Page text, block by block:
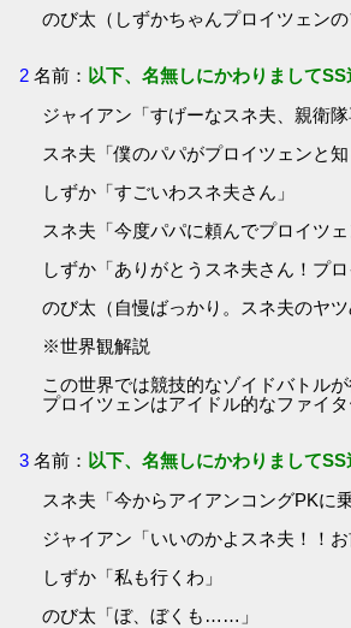
のび太（しずかちゃんプロイツェンの
2 名前： 以下、名無しにかわりまして
ジャイアン「すげーなスネ夫、親衛隊
スネ夫「僕のパパがプロイツェンと
しずか「すごいわスネ夫さん」
スネ夫「今度パパに頼んでプロイツ
しずか「ありがとうスネ夫さん！プ
のび太（自慢ばっかり。スネ夫のヤツ
※世界観解説
この世界では競技的なゾイドバトルが
プロイツェンはアイドル的なファイタ
3 名前： 以下、名無しにかわりまして
スネ夫「今からアイアンコングPKに
ジャイアン「いいのかよスネ夫！！お
しずか「私も行くわ」
のび太「ぼ、ぼくも……」